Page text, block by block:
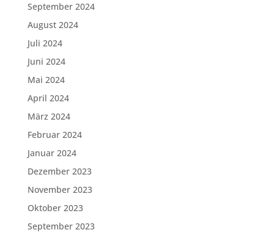
September 2024
August 2024
Juli 2024
Juni 2024
Mai 2024
April 2024
März 2024
Februar 2024
Januar 2024
Dezember 2023
November 2023
Oktober 2023
September 2023